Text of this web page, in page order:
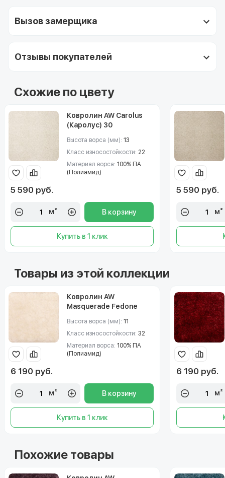
Вызов замерщика
Отзывы покупателей
Схожие по цвету
Ковролин AW Carolus
(Каролус) 30
Высота ворса (мм): 13
Класс износостойкости: 22
Материал ворса: 100% ПА
(Полиамид)
5 590 руб.
м² В корзину
Купить в 1 клик
5 590 руб.
м²
Товары из этой коллекции
Ковролин AW
Masquerade Fedone
Высота ворса (мм): 11
Класс износостойкости: 32
Материал ворса: 100% ПА
(Полиамид)
6 190 руб.
м² В корзину
Купить в 1 клик
6 190 руб.
м²
Похожие товары